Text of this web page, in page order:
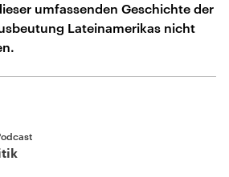
umfassenden Geschichte der
Lateinamerikas nicht